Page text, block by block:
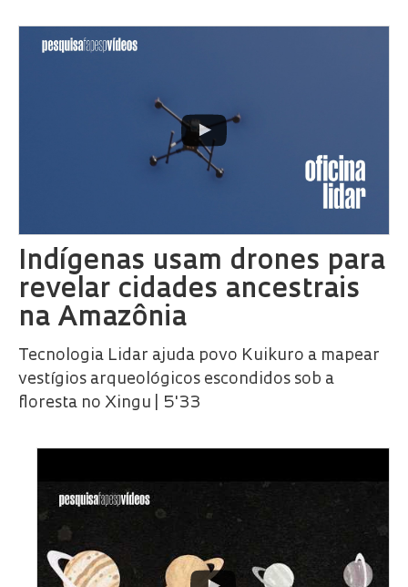
Indígenas usam drones para
revelar cidades ancestrais
na Amazônia
Tecnologia Lidar ajuda povo Kuikuro a mapear
vestígios arqueológicos escondidos sob a
floresta no Xingu | 5'33